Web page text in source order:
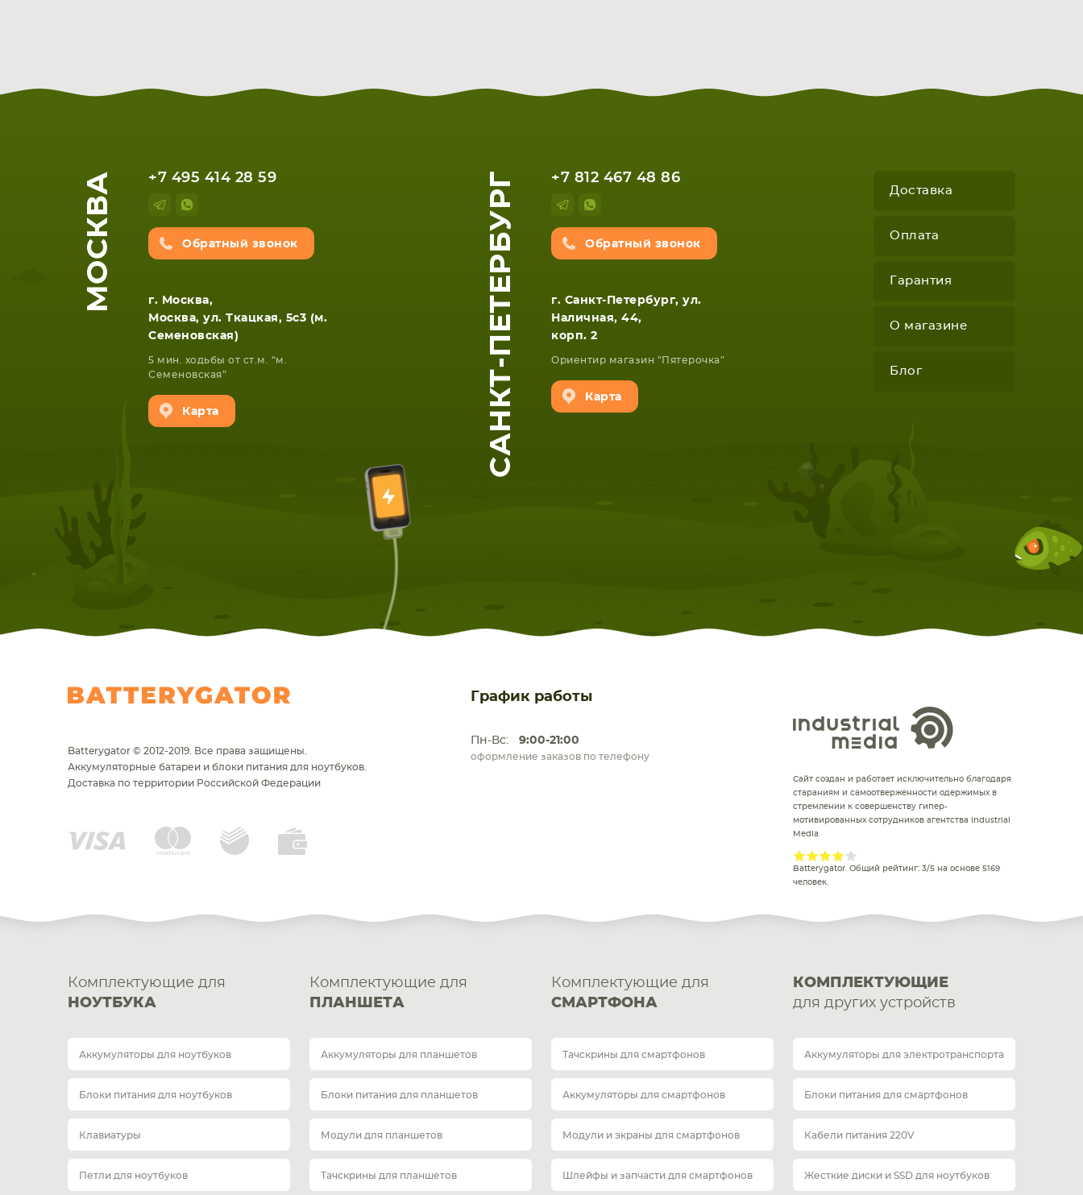
МОСКВА +7 495 414 28 59
Обратный звонок
г. Москва,
Москва, ул. Ткацкая, 5с3 (м.
Семеновская)
5 мин. ходьбы от ст.м. “м.
Семеновская”
Карта САНКТ-ПЕТЕРБУРГ +7 812 467 48 86
Обратный звонок
г. Санкт-Петербург, ул.
Наличная, 44,
корп. 2
Ориентир магазин "Пятерочка"
Карта
Доставка
Оплата
Гарантия
О магазине
Блог
График работы
Пн-Вс: 9:00-21:00
оформление заказов по телефону
Batterygator © 2012-2019. Все права защищены.
Аккумуляторные батареи и блоки питания для ноутбуков.
Доставка по территории Российской Федерации
Сайт создан и работает исключительно благодаря
стараниям и самоотверженности одержимых в
стремлении к совершенству гипер-
мотивированных сотрудников агентства Industrial
Media
Batterygator. Общий рейтинг: 3/5 на основе 5169
человек.
Комплектующие для
НОУТБУКА
Аккумуляторы для ноутбуков
Блоки питания для ноутбуков
Клавиатуры
Петли для ноутбуков
Комплектующие для
ПЛАНШЕТА
Аккумуляторы для планшетов
Блоки питания для планшетов
Модули для планшетов
Тачскрины для планшетов
Комплектующие для
СМАРТФОНА
Тачскрины для смартфонов
Аккумуляторы для смартфонов
Модули и экраны для смартфонов
Шлейфы и запчасти для смартфонов
КОМПЛЕКТУЮЩИЕ
для других устройств
Аккумуляторы для электротранспорта
Блоки питания для смартфонов
Кабели питания 220V
Жесткие диски и SSD для ноутбуков